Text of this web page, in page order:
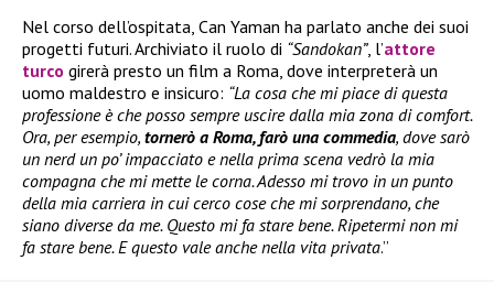
Nel corso dell’ospitata, Can Yaman ha parlato anche dei suoi
progetti futuri. Archiviato il ruolo di “Sandokan”, l’attore
turco girerà presto un film a Roma, dove interpreterà un
uomo maldestro e insicuro: “La cosa che mi piace di questa
professione è che posso sempre uscire dalla mia zona di comfort.
Ora, per esempio, tornerò a Roma, farò una commedia, dove sarò
un nerd un po’ impacciato e nella prima scena vedrò la mia
compagna che mi mette le corna. Adesso mi trovo in un punto
della mia carriera in cui cerco cose che mi sorprendano, che
siano diverse da me. Questo mi fa stare bene. Ripetermi non mi
fa stare bene. E questo vale anche nella vita privata.”